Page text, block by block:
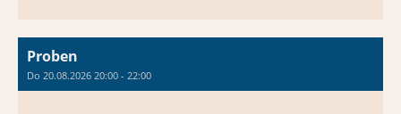
Proben
Do 20.08.2026 20:00 - 22:00